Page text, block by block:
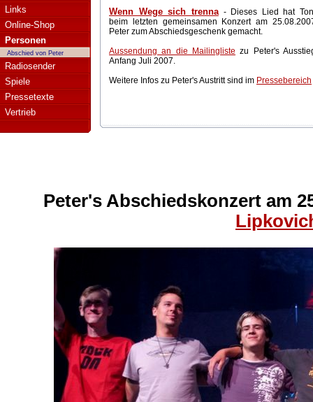
Links
Online-Shop
Personen
Abschied von Peter
Radiosender
Spiele
Pressetexte
Vertrieb
Wenn Wege sich trenna- Dieses Lied hat
beim letzten gemeinsamen Konzert am
Peter zum Abschiedsgeschenk gemacht.
Aussendung an die Mailingliste zu Peter's
Anfang Juli 2007.
Weitere Infos zu Peter's Austritt sind im Pressebereich
Peter's Abschiedskonzert am